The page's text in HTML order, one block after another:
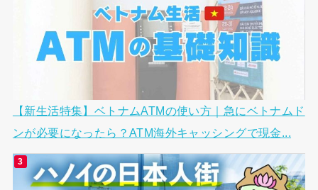
【新生活特集】ベトナムATMの使い方｜急にベトナムド
ンが必要になったら？ATM海外キャッシングで現金...